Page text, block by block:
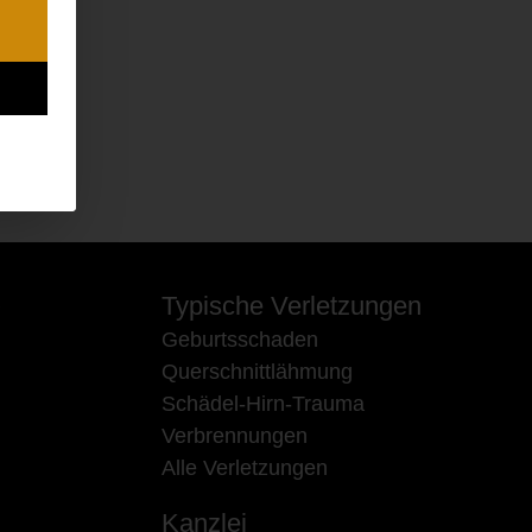
Typische Verletzungen
Geburtsschaden
Querschnittlähmung
Schädel-Hirn-Trauma
Verbrennungen
Alle Verletzungen
Kanzlei